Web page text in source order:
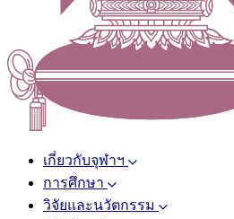
เกี่ยวกับจุฬาฯ
การศึกษา
วิจัยและนวัตกรรม